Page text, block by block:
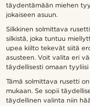
täydentämään miehen
jokaiseen asuun.
Silkkinen solmittava
silkistä, joka tuntuu
upea kiilto tekevät siitä
asusteen. Voit valita eri
täydellisesti omaan tyyliisi
Tämä solmittava rusetti
mukaan. Se sopii
täydellinen valinta niin